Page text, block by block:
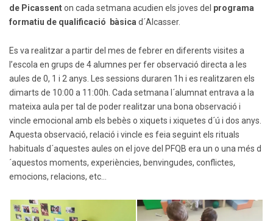
de Picassenton cada setmana acudien els joves del programa
formatiu de qualificació bàsica d´Alcasser.
Es va realitzar a partir del mes de febrer en diferents visites a
l’escola en grups de 4 alumnes per fer observació directa a les
aules de 0, 1 i 2 anys. Les sessions duraren 1h i es realitzaren els
dimarts de 10:00 a 11:00h. Cada setmana l´alumnat entrava a la
mateixa aula per tal de poder realitzar una bona observació i
vincle emocional amb els bebès o xiquets i xiquetes d´ú i dos anys.
Aquesta observació, relació i vincle es feia seguint els rituals
habituals d´aquestes aules on el jove del PFQB era un o una més d
´aquestos moments, experiències, benvingudes, conflictes,
emocions, relacions, etc…